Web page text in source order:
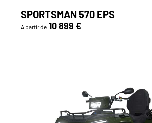
SPORTSMAN 570 EPS
A partir de 10 899 €